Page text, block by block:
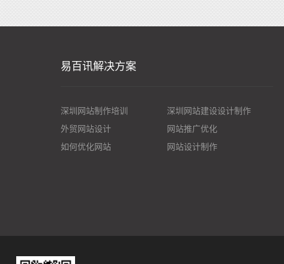
易百讯解决方案
深圳网站制作培训
深圳网站建设设计制作
外贸网站设计
网站推广优化
如何优化网站
网站设计制作